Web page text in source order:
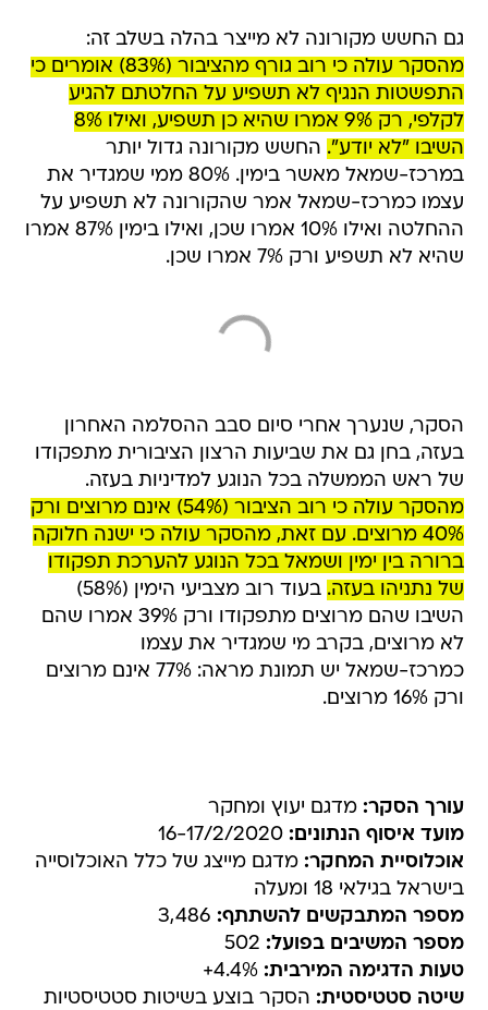
גם החשש מקורונה לא מייצר בהלה בשלב זה:
מהסקר עולה כי רוב גורף מהציבור (83%) אומרים כי
התפשטות הנגיף לא תשפיע על החלטתם להגיע
לקלפי, רק 9% אמרו שהיא כן תשפיע, ואילו 8%
השיבו "לא יודע". החשש מקורונה גדול יותר
במרכז-שמאל מאשר בימין. 80% ממי שמגדיר את
עצמו כמרכז-שמאל אמר שהקורונה לא תשפיע על
ההחלטה ואילו 10% אמרו שכן, ואילו בימין 87% אמרו
שהיא לא תשפיע ורק 7% אמרו שכן.
הסקר, שנערך אחרי סיום סבב ההסלמה האחרון
בעזה, בחן גם את שביעות הרצון הציבורית מתפקודו
של ראש הממשלה בכל הנוגע למדיניות בעזה.
מהסקר עולה כי רוב הציבור (54%) אינם מרוצים ורק
40% מרוצים. עם זאת, מהסקר עולה כי ישנה חלוקה
ברורה בין ימין ושמאל בכל הנוגע להערכת תפקודו
של נתניהו בעזה.
בעוד רוב מצביעי הימין (58%)
השיבו שהם מרוצים מתפקודו ורק 39% אמרו שהם
לא מרוצים, בקרב מי שמגדיר את עצמו
כמרכז-שמאל יש תמונת מראה: 77% אינם מרוצים
ורק 16% מרוצים.
עורך הסקר: מדגם יעוץ ומחקר
מועד איסוף הנתונים: 16-17/2/2020
אוכלוסיית המחקר: מדגם מייצג של כלל האוכלוסייה
בישראל בגילאי 18 ומעלה
מספר המתבקשים להשתתף:
מספר המשיבים בפועל:
טעות הדגימה המירבית: 4.4%+
שיטה סטטיסטית: הסקר בוצע בשיטות סטטיסטיות